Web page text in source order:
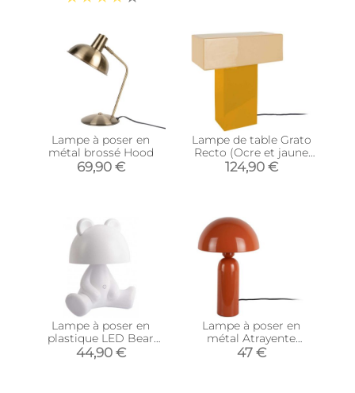
Lampe à poser en
métal brossé Hood
69,90 €
Lampe de table Grato
Recto (Ocre et jaune
pâle)
124,90 €
Lampe à poser en
plastique LED Bear
(Bleu clair)
44,90 €
Lampe à poser en
métal Atrayente
(Orange brique)
47 €